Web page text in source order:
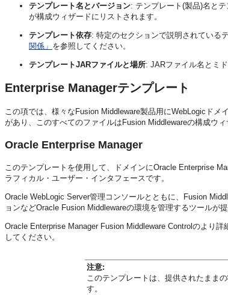
テンプレート名とバージョン: テンプレート(製品)名と
が構成ウィザードにリストされます。
テンプレート依存: 特定のセクションで説明されている
関係」 を参照してください。
テンプレートJARファイルと場所: JARファイル名とミ
Enterprise Managerテンプレート
この項では、様々なFusion Middleware製品用にWebLogicド
があり、このすべてのファイルはFusion Middlewareの構成ウ
Oracle Enterprise Manager
このテンプレートを使用して、ドメインにOracle Enterprise
ラフィカル・ユーザー・インタフェースです。
Oracle WebLogic Server管理コンソールとともに、Fusion
ョンなどOracle Fusion Middlewareの環境を管理するツールが提
Oracle Enterprise Manager Fusion Middleware Controlのより詳
してください。
注意:
このテンプレートは、提供されたまま
す。